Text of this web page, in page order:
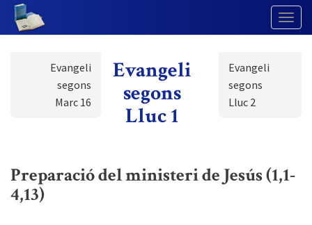
Evangeli
segons
Marc 16
Evangeli
segons
Lluc 1
Evangeli
segons
Lluc 2
Preparació del ministeri de Jesús (1,1-
4,13)